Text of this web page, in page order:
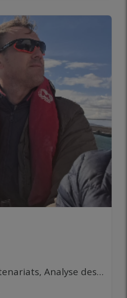
Gestion des partenariats, Analyse des marchés, Recherche de financement, Gestion budgétaire, Levée de fonds, Gestion de trésorerie, Gestion d’équipe, Leadership